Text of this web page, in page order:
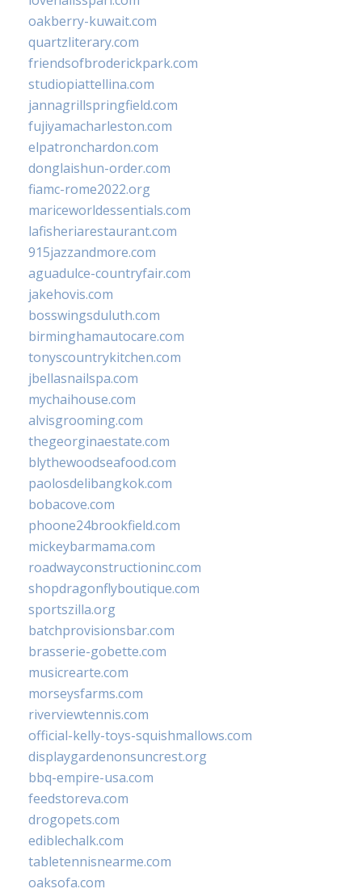
oakberry-kuwait.com
quartzliterary.com
friendsofbroderickpark.com
studiopiattellina.com
jannagrillspringfield.com
fujiyamacharleston.com
elpatronchardon.com
donglaishun-order.com
fiamc-rome2022.org
mariceworldessentials.com
lafisheriarestaurant.com
915jazzandmore.com
aguadulce-countryfair.com
jakehovis.com
bosswingsduluth.com
birminghamautocare.com
tonyscountrykitchen.com
jbellasnailspa.com
mychaihouse.com
alvisgrooming.com
thegeorginaestate.com
blythewoodseafood.com
paolosdelibangkok.com
bobacove.com
phoone24brookfield.com
mickeybarmama.com
roadwayconstructioninc.com
shopdragonflyboutique.com
sportszilla.org
batchprovisionsbar.com
brasserie-gobette.com
musicrearte.com
morseysfarms.com
riverviewtennis.com
official-kelly-toys-squishmallows.com
displaygardenonsuncrest.org
bbq-empire-usa.com
feedstoreva.com
drogopets.com
ediblechalk.com
tabletennisnearme.com
oaksofa.com